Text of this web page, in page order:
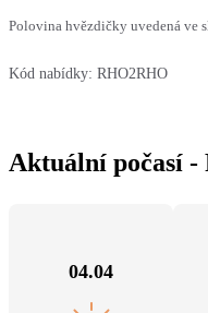
Polovina hvězdičky uvedená ve
Kód nabídky: RHO2RHO
Aktuální počasí -
04.04